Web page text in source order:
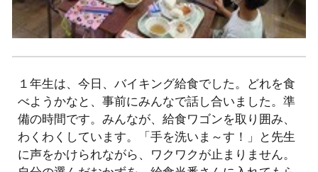
１年生は、今日、バイキング給食でした。どれを食
べようかなと、事前にみんなで話し合いました。準
備の時間です。みんなが、給食ワゴンを取り囲み、
わくわくしています。「手を洗いま～す！」と先生
に声をかけられながら、ワクワクが止まりません。